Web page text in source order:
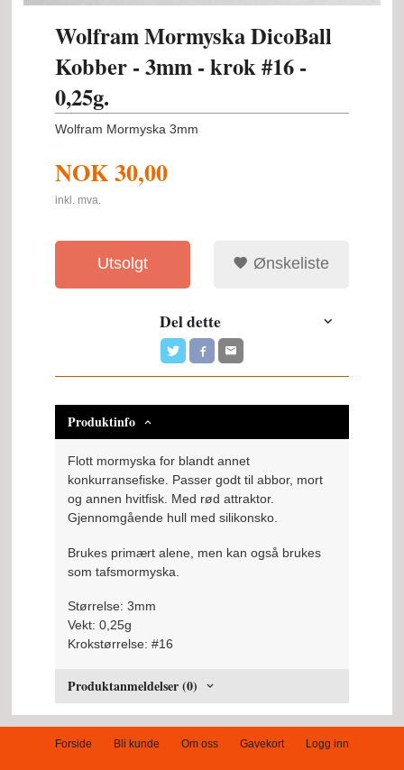
Wolfram Mormyska DicoBall
Kobber - 3mm - krok #16 -
0,25g.
Wolfram Mormyska 3mm
NOK30,00
inkl. mva.
Utsolgt Ønskeliste
Del dette
Produktinfo
Flott mormyska for blandt annet
konkurransefiske. Passer godt til abbor, mort
og annen hvitfisk. Med rød attraktor.
Gjennomgående hull med silikonsko.
Brukes primært alene, men kan også brukes
som tafsmormyska.
Størrelse: 3mm
Vekt: 0,25g
Krokstørrelse: #16
Produktanmeldelser (0)
Forside Bli kunde Om oss Gavekort Logg inn